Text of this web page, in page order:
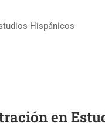
Hispánicos
en